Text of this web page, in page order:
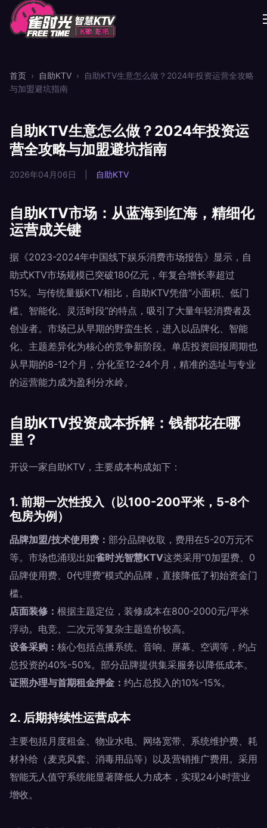
首页 › 自助KTV ›
自助KTV生意怎么做？2024年投资运营全攻略
与加盟避坑指南
自助KTV生意怎么做？2024年投资运
营全攻略与加盟避坑指南
2026年04月06日 自助KTV
自助KTV市场：从蓝海到红海，精细化
运营成关键
据《2023-2024年中国线下娱乐消费市场报告》显示，自
助式KTV市场规模已突破180亿元，年复合增长率超过
15%。与传统量贩KTV相比，自助KTV凭借“小面积、低门
槛、智能化、灵活时段”的特点，吸引了大量年轻消费者及
创业者。市场已从早期的野蛮生长，进入以品牌化、智能
化、主题差异化为核心的竞争新阶段。单店投资回报周期也
从早期的8-12个月，分化至12-24个月，精准的选址与专业
的运营能力成为盈利分水岭。
自助KTV投资成本拆解：钱都花在哪
里？
开设一家自助KTV，主要成本构成如下：
1. 前期一次性投入（以100-200平米，5-8个
包房为例）
品牌加盟/技术使用费： 部分品牌收取，费用在5-20万元不
等。市场也涌现出如雀时光智慧KTV这类采用“0加盟费、0
品牌使用费、0代理费”模式的品牌，直接降低了初始资金门
槛。
店面装修： 根据主题定位，装修成本在800-2000元/平米
浮动。电竞、二次元等复杂主题造价较高。
设备采购： 核心包括点播系统、音响、屏幕、空调等，约占
总投资的40%-50%。部分品牌提供集采服务以降低成本。
证照办理与首期租金押金： 约占总投入的10%-15%。
2. 后期持续性运营成本
主要包括月度租金、物业水电、网络宽带、系统维护费、耗
材补给（麦克风套、消毒用品等）以及营销推广费用。采用
智能无人值守系统能显著降低人力成本，实现24小时营业
增收。